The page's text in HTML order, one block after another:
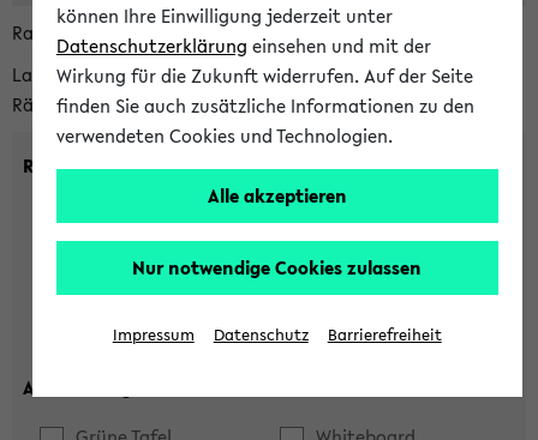
Raumanfragen:
raumvergabe@uni-bielefeld.de
Lassen Sie sich alle Räume anzeigen oder suchen Sie nach
Räumen mit bestimmten Eigenschaften:
Raumkriterien:
max. Plätze:
Ausstattung:
können Ihre Einwilligung jederzeit unter
Datenschutzerklärung einsehen und mit der
Wirkung für die Zukunft widerrufen. Auf der Seite
finden Sie auch zusätzliche Informationen zu den
verwendeten Cookies und Technologien.
Alle akzeptieren
Nur notwendige Cookies zulassen
Impressum Datenschutz Barrierefreiheit